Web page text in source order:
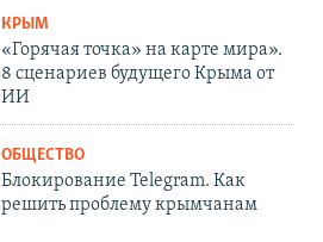
КРЫМ
«Горячая точка» на карте мира».
8 сценариев будущего Крыма от
ИИ
ОБЩЕСТВО
Блокирование Telegram. Как
решить проблему крымчанам